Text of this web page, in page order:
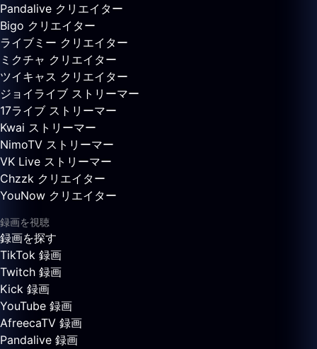
Pandalive クリエイター
Bigo クリエイター
ライブミー クリエイター
ミクチャ クリエイター
ツイキャス クリエイター
ジョイライブ ストリーマー
17ライブ ストリーマー
Kwai ストリーマー
NimoTV ストリーマー
VK Live ストリーマー
Chzzk クリエイター
YouNow クリエイター
録画を視聴
録画を探す
TikTok 録画
Twitch 録画
Kick 録画
YouTube 録画
AfreecaTV 録画
Pandalive 録画